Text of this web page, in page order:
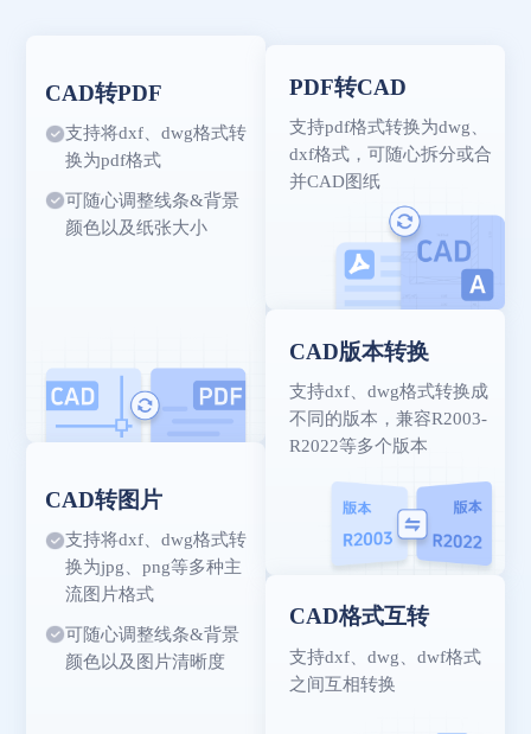
CAD转PDF
支持将dxf、dwg格式转
换为pdf格式
可随心调整线条&背景
颜色以及纸张大小
CAD转图片
支持将dxf、dwg格式转
换为jpg、png等多种主
流图片格式
可随心调整线条&背景
颜色以及图片清晰度
PDF转CAD
支持pdf格式转换为dwg、
dxf格式，可随心拆分或合
并CAD图纸
CAD版本转换
支持dxf、dwg格式转换成
不同的版本，兼容R2003-
R2022等多个版本
CAD格式互转
支持dxf、dwg、dwf格式
之间互相转换